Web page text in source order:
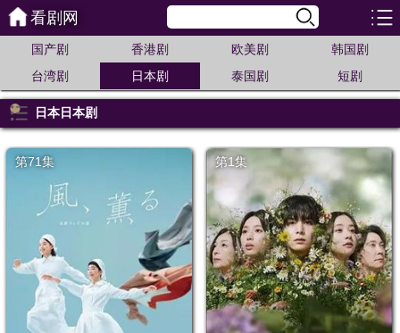
看剧网
国产剧 香港剧 欧美剧
韩国剧
台湾剧
日本剧 泰国剧 短剧
日本日本剧
第71集 第1集